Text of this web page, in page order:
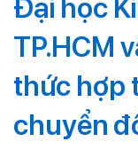
Đại học
TP.HCM
thức hợp
chuyển